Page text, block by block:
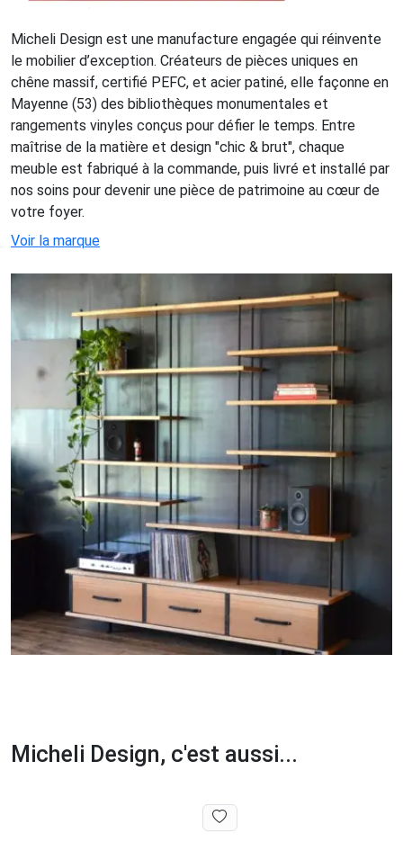
Micheli Design est une manufacture engagée qui réinvente
le mobilier d’exception. Créateurs de pièces uniques en
chêne massif, certifié PEFC, et acier patiné, elle façonne en
Mayenne (53) des bibliothèques monumentales et
rangements vinyles conçus pour défier le temps. Entre
maîtrise de la matière et design "chic & brut", chaque
meuble est fabriqué à la commande, puis livré et installé par
nos soins pour devenir une pièce de patrimoine au cœur de
votre foyer.
Voir la marque
Micheli Design, c'est aussi...